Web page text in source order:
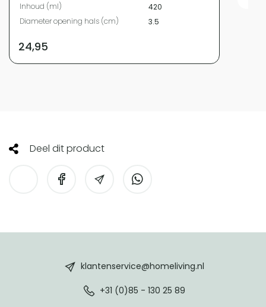
Inhoud (ml)
420
Diameter opening hals (cm)
3.5
24,95
Deel dit product
klantenservice@homeliving.nl
+31 (0)85 - 130 25 89